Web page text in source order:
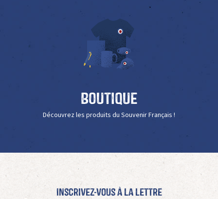
Boutique
Découvrez les produits du Souvenir Français !
Inscrivez-vous à La Lettre